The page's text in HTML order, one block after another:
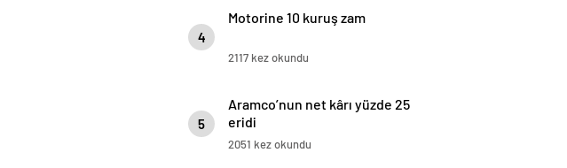
4
Motorine 10 kuruş zam
2117 kez okundu
5
Aramco’nun net kârı yüzde 25
eridi
2051 kez okundu